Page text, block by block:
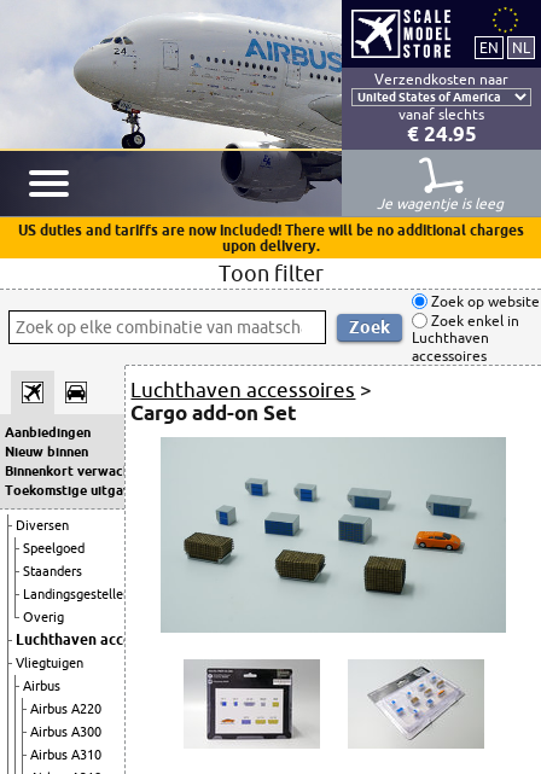
Verzendkosten naar
vanaf slechts
€ 24.95
Je wagentje is leeg
US duties and tariffs are now included! There will be no additional charges
upon delivery.
Toon filter
Zoek op website
Zoek enkel in
Luchthaven
accessoires
Aanbiedingen
Nieuw binnen
Binnenkort verwacht
Toekomstige uitgaven
Diversen
Speelgoed
Staanders
Landingsgestellen
Overig
Luchthaven accessoires
Vliegtuigen
Airbus
Airbus A220
Airbus A300
Airbus A310
Luchthaven accessoires >
Cargo add-on Set